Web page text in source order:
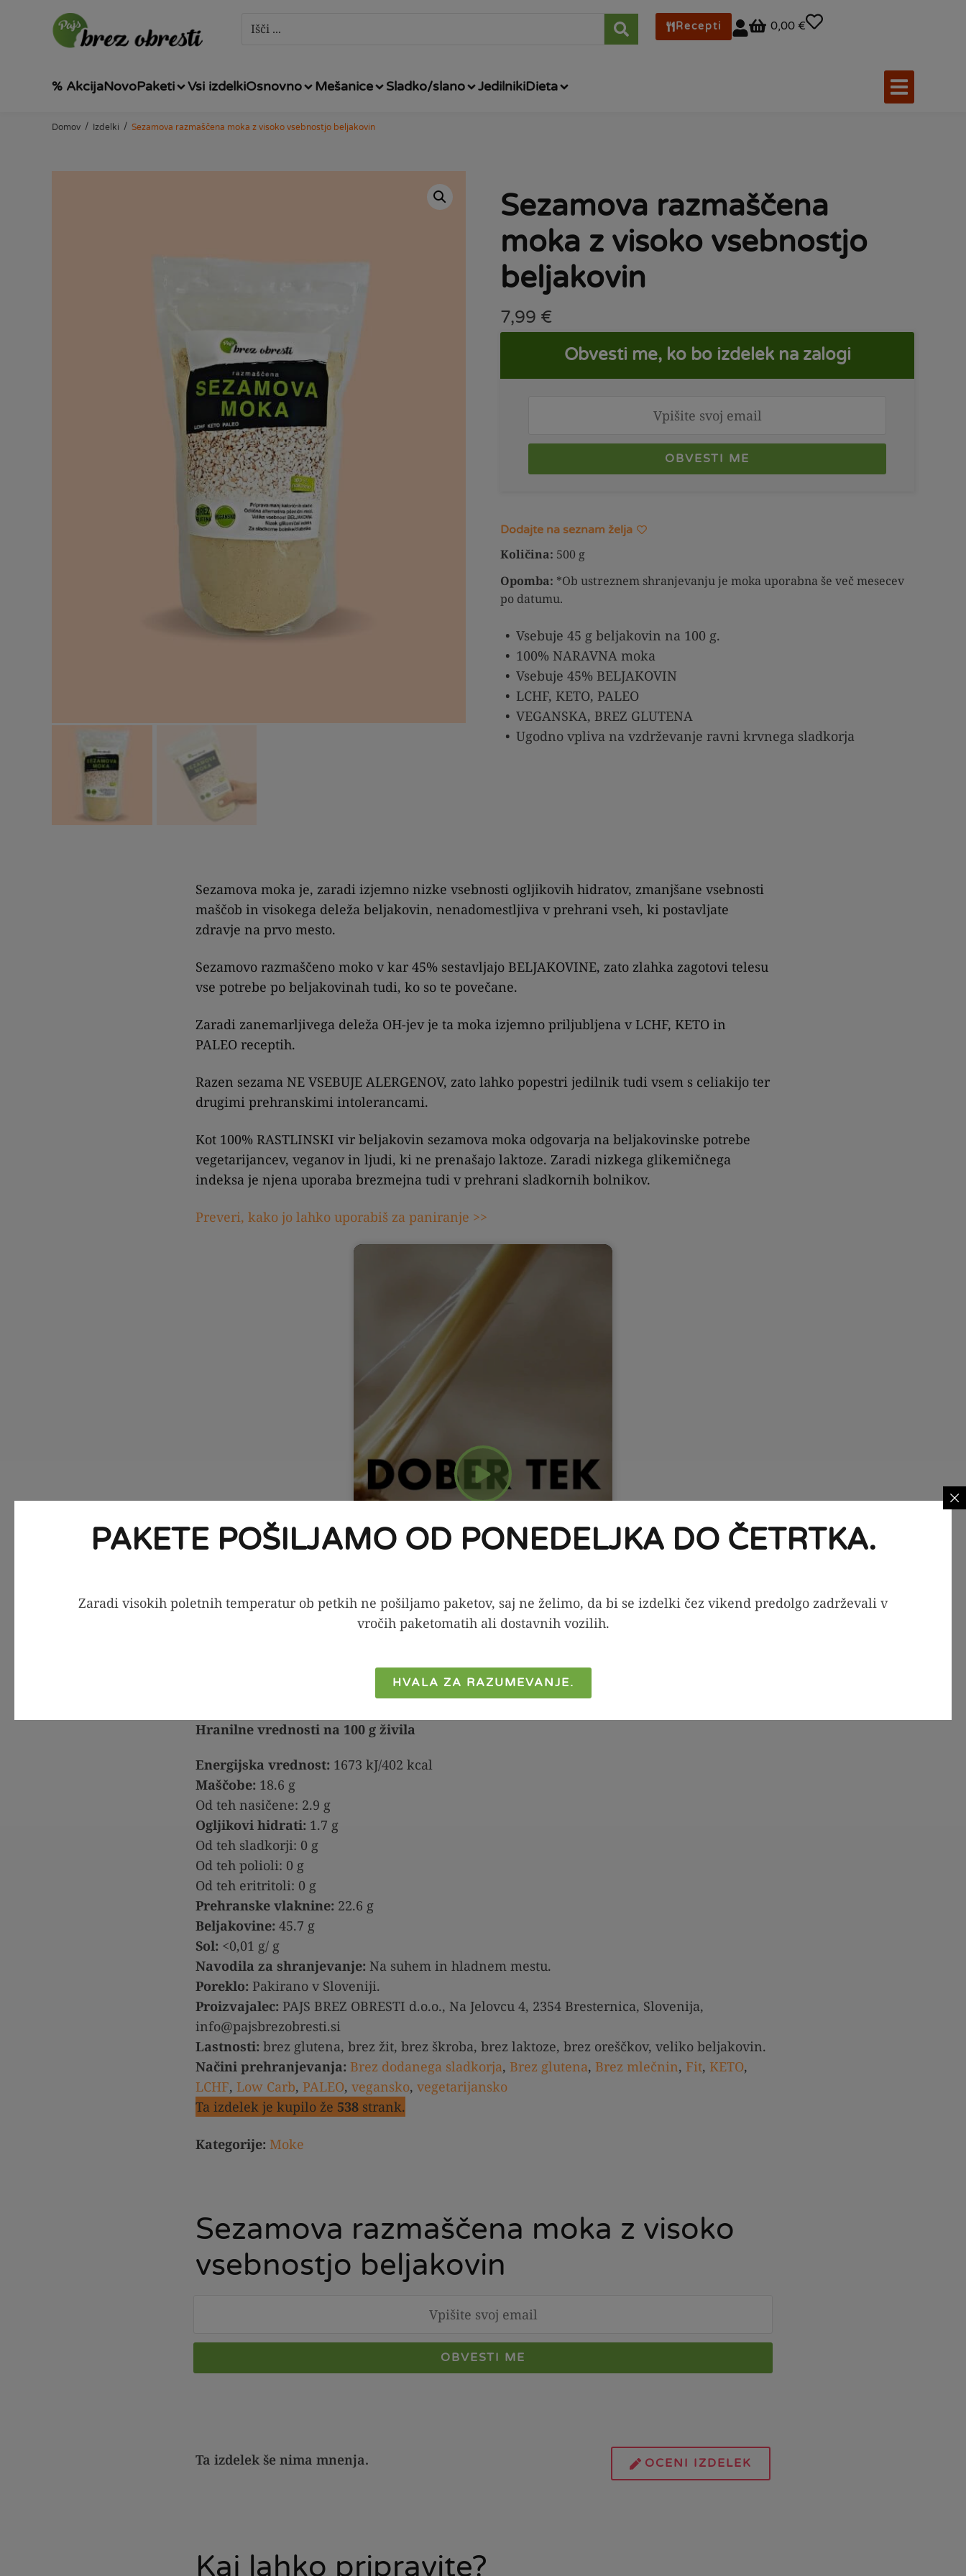
Recepti 0,00 €
% AkcijaNovoPaketi Vsi izdelkiOsnovno Mešanice Sladko/slano JedilnikiDieta
Domov / Izdelki / Sezamova razmaščena moka z visoko vsebnostjo beljakovin
Sezamova razmaščena
moka z visoko vsebnostjo
beljakovin
7,99 €
Obvesti me, ko bo izdelek na zalogi
OBVESTI ME
Dodajte na seznam želja
Količina: 500 g
Opomba: *Ob ustreznem shranjevanju je moka uporabna še več mesecev
po datumu.
Vsebuje 45 g beljakovin na 100 g.
100% NARAVNA moka
Vsebuje 45% BELJAKOVIN
LCHF, KETO, PALEO
VEGANSKA, BREZ GLUTENA
Ugodno vpliva na vzdrževanje ravni krvnega sladkorja
Sezamova moka je, zaradi izjemno nizke vsebnosti ogljikovih hidratov, zmanjšane vsebnosti
maščob in visokega deleža beljakovin, nenadomestljiva v prehrani vseh, ki postavljate
zdravje na prvo mesto.
Sezamovo razmaščeno moko v kar 45% sestavljajo BELJAKOVINE, zato zlahka zagotovi telesu
vse potrebe po beljakovinah tudi, ko so te povečane.
Zaradi zanemarljivega deleža OH-jev je ta moka izjemno priljubljena v LCHF, KETO in
PALEO receptih.
Razen sezama NE VSEBUJE ALERGENOV, zato lahko popestri jedilnik tudi vsem s celiakijo ter
drugimi prehranskimi intolerancami.
Kot 100% RASTLINSKI vir beljakovin sezamova moka odgovarja na beljakovinske potrebe
vegetarijancev, veganov in ljudi, ki ne prenašajo laktoze. Zaradi nizkega glikemičnega
indeksa je njena uporaba brezmejna tudi v prehrani sladkornih bolnikov.
Preveri, kako jo lahko uporabiš za paniranje >>
Hranilne vrednosti na 100 g živila
Energijska vrednost: 1673 kJ/402 kcal
Maščobe: 18.6 g
Od teh nasičene: 2.9 g
Ogljikovi hidrati: 1.7 g
Od teh sladkorji: 0 g
Od teh polioli: 0 g
Od teh eritritoli: 0 g
Prehranske vlaknine: 22.6 g
Beljakovine: 45.7 g
Sol: <0,01 g/ g
Navodila za shranjevanje: Na suhem in hladnem mestu.
Poreklo: Pakirano v Sloveniji.
Proizvajalec: PAJS BREZ OBRESTI d.o.o., Na Jelovcu 4, 2354 Bresternica, Slovenija,
info@pajsbrezobresti.si
Lastnosti: brez glutena, brez žit, brez škroba, brez laktoze, brez oreščkov, veliko beljakovin.
Načini prehranjevanja: Brez dodanega sladkorja, Brez glutena, Brez mlečnin, Fit, KETO,
LCHF, Low Carb, PALEO, vegansko, vegetarijansko
Ta izdelek je kupilo že 538 strank.
Kategorije: Moke
Sezamova razmaščena moka z visoko
vsebnostjo beljakovin
OBVESTI ME
Ta izdelek še nima mnenja. OCENI IZDELEK
Kaj lahko pripravite?
PAKETE POŠILJAMO OD PONEDELJKA DO ČETRTKA.
Zaradi visokih poletnih temperatur ob petkih ne pošiljamo paketov, saj ne želimo, da bi se izdelki čez vikend predolgo zadrževali v
vročih paketomatih ali dostavnih vozilih.
HVALA ZA RAZUMEVANJE.